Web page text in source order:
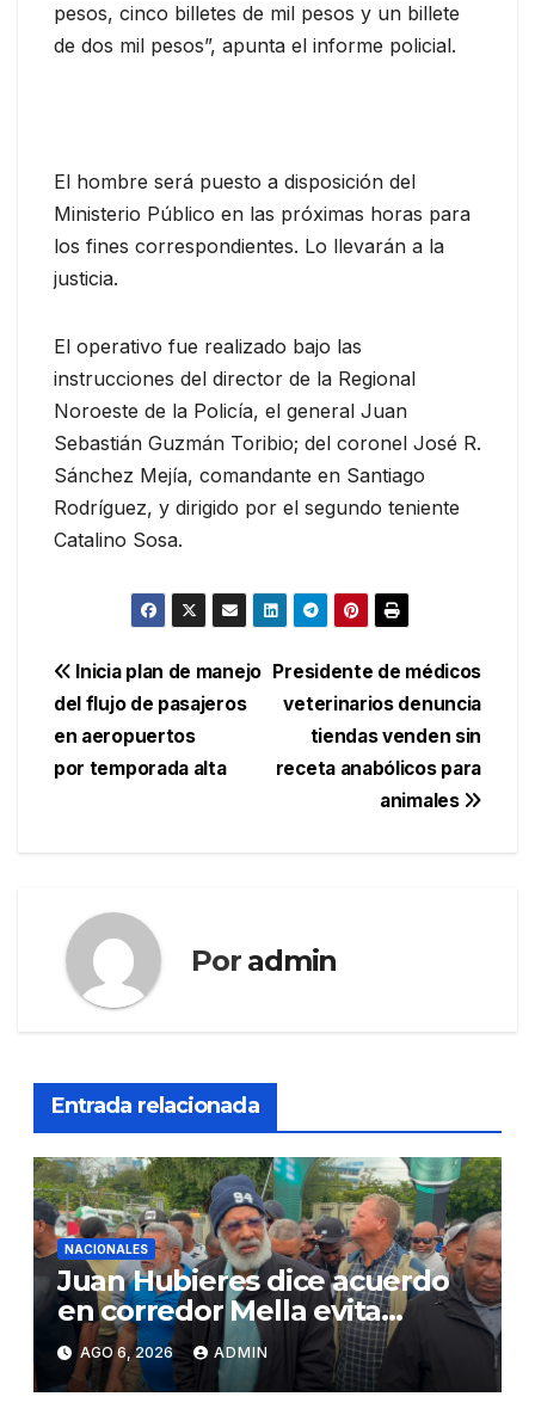
pesos, cinco billetes de mil pesos y un billete
de dos mil pesos”, apunta el informe policial.
El hombre será puesto a disposición del
Ministerio Público en las próximas horas para
los fines correspondientes. Lo llevarán a la
justicia.
El operativo fue realizado bajo las
instrucciones del director de la Regional
Noroeste de la Policía, el general Juan
Sebastián Guzmán Toribio; del coronel José R.
Sánchez Mejía, comandante en Santiago
Rodríguez, y dirigido por el segundo teniente
Catalino Sosa.
Navegación
de
entradas
Presidente de médicos
veterinarios denuncia
tiendas venden sin
receta anabólicos para
animales
Inicia plan de manejo
del flujo de pasajeros
en aeropuertos
por temporada alta
Por admin
Entrada relacionada
NACIONALES
Juan Hubieres dice acuerdo
en corredor Mella evita
conflictos innecesarios
AGO 6, 2026 ADMIN